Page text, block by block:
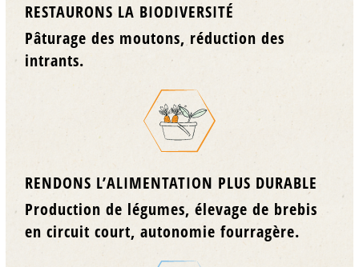
RESTAURONS LA BIODIVERSITÉ
Pâturage des moutons, réduction des
intrants.
RENDONS L’ALIMENTATION PLUS DURABLE
Production de légumes, élevage de brebis
en circuit court, autonomie fourragère.